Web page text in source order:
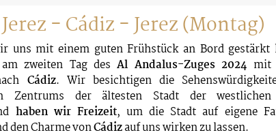
- Cádiz - Jerez (Montag)
uns mit einem guten Frühstück an Bord gestärkt
zweiten Tag desAl Andalus-Zuges 2024 mit
Cádiz. Wir besichtigen die
Zentrums der ältesten Stadt der
haben wir Freizeit, um die Stadt auf eigene
den Charme vonCádizauf uns wirken zu lassen.